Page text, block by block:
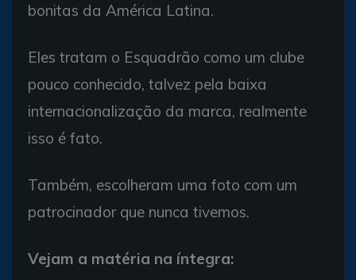
bonitas da América Latina.
Eles tratam o Esquadrão como um clube
pouco conhecido, talvez pela baixa
internacionalização da marca, realmente
isso é fato.
Também, escolheram uma foto com um
patrocinador que nunca tivemos.
Vejam a matéria na íntegra: